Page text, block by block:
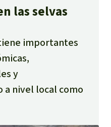
las selvas
importantes
y
nivel local como